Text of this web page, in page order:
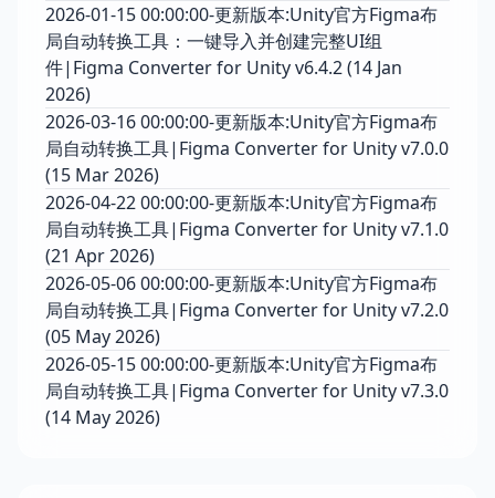
2026-01-15 00:00:00-更新版本:Unity官方Figma布
局自动转换工具：一键导入并创建完整UI组
件|Figma Converter for Unity v6.4.2 (14 Jan
2026)
2026-03-16 00:00:00-更新版本:Unity官方Figma布
局自动转换工具|Figma Converter for Unity v7.0.0
(15 Mar 2026)
2026-04-22 00:00:00-更新版本:Unity官方Figma布
局自动转换工具|Figma Converter for Unity v7.1.0
(21 Apr 2026)
2026-05-06 00:00:00-更新版本:Unity官方Figma布
局自动转换工具|Figma Converter for Unity v7.2.0
(05 May 2026)
2026-05-15 00:00:00-更新版本:Unity官方Figma布
局自动转换工具|Figma Converter for Unity v7.3.0
(14 May 2026)